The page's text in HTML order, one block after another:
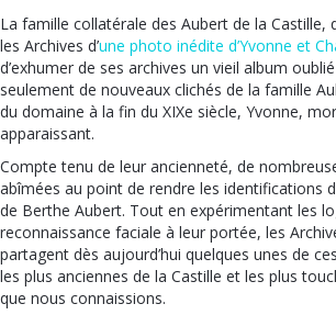
La famille collatérale des Aubert de la Castille,
les Archives d’une photo inédite d’Yvonne et
d’exhumer de ses archives un vieil album
seulement de nouveaux clichés de la famille
du domaine à la fin du XIXe siècle, Yvonne,
apparaissant.
Compte tenu de leur ancienneté, de
abîmées au point de rendre les identifications
de Berthe Aubert. Tout en expérimentant les
reconnaissance faciale à leur portée, les
partagent dès aujourd’hui quelques unes de
les plus anciennes de la Castille et les plus
que nous connaissions.